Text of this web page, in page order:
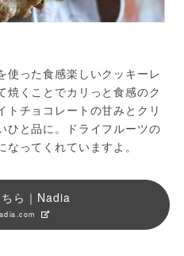
使った食感楽しいクッキーレ
焼くことでカリっと食感のク
トチョコレートの甘みとクリ
ひと品に。ドライフルーツの
ってくれていますよ。
ら｜Nadia